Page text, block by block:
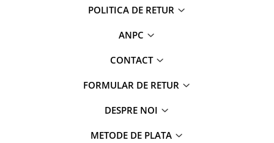
POLITICA DE RETUR
ANPC
CONTACT
FORMULAR DE RETUR
DESPRE NOI
METODE DE PLATA